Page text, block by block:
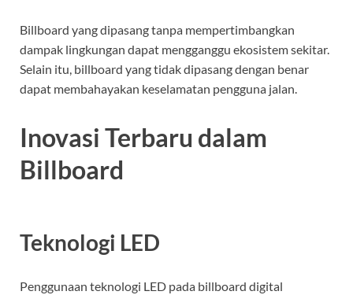
Billboard yang dipasang tanpa mempertimbangkan
dampak lingkungan dapat mengganggu ekosistem sekitar.
Selain itu, billboard yang tidak dipasang dengan benar
dapat membahayakan keselamatan pengguna jalan.
Inovasi Terbaru dalam
Billboard
Teknologi LED
Penggunaan teknologi LED pada billboard digital